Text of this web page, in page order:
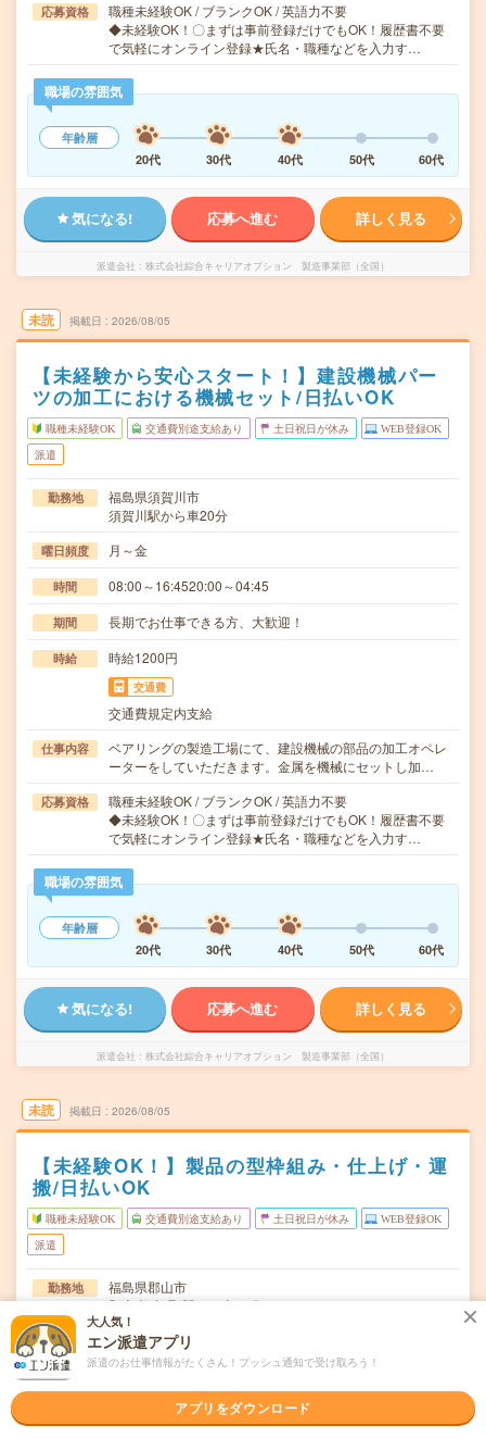
応募資格
職種未経験OK / ブランクOK / 英語力不要
◆未経験OK！〇まずは事前登録だけでもOK！履歴書不要
で気軽にオンライン登録★氏名・職種などを入力す…
職場の雰囲気
年齢層
20代
30代 40代 50代 60代
気になる! 応募へ進む 詳しく見る
派遣会社 株式会社綜合キャリアオプション 製造事業部（全国）
未読 掲載日 2026/08/05
【未経験から安心スタート！】建設機械パー
ツの加工における機械セット/日払いOK
職種未経験OK 交通費別途支給あり 土日祝日が休み WEB登録OK
派遣
勤務地
福島県須賀川市
須賀川駅から車20分
曜日頻度 月～金
時間 08:00～16:4520:00～04:45
期間 長期でお仕事できる方、大歓迎！
時給 時給1200円
交通費
交通費規定内支給
仕事内容
ベアリングの製造工場にて、建設機械の部品の加工オペレ
ーターをしていただきます。金属を機械にセットし加…
応募資格
職種未経験OK / ブランクOK / 英語力不要
◆未経験OK！〇まずは事前登録だけでもOK！履歴書不要
で気軽にオンライン登録★氏名・職種などを入力す…
職場の雰囲気
年齢層
20代
30代 40代 50代 60代
気になる! 応募へ進む 詳しく見る
派遣会社 株式会社綜合キャリアオプション 製造事業部（全国）
未読 掲載日 2026/08/05
【未経験OK！】製品の型枠組み・仕上げ・運
搬/日払いOK
職種未経験OK 交通費別途支給あり 土日祝日が休み WEB登録OK
派遣
勤務地
福島県郡山市
郡山(福島県)駅から車26分
曜日頻度 月～金
時間
長期でお仕事できる方、大歓迎！
大人気！
エン派遣アプリ
派遣のお仕事情報がたくさん！プッシュ通知で受け取ろう！
アプリをダウンロード